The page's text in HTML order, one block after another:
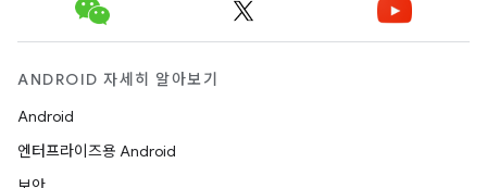
ANDROID 자세히 알아보기
Android
엔터프라이즈용 Android